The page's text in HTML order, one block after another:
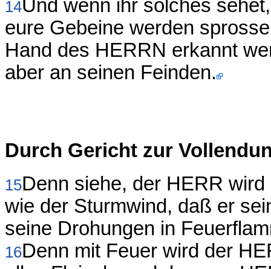
14Und wenn ihr solches
eure Gebeine werden
Hand des HERRN erkannt
aber an seinen Feinden.
Durch Gericht zur
15Denn siehe, der HERR
wie der Sturmwind, daß er
seine Drohungen in
16Denn mit Feuer wird der